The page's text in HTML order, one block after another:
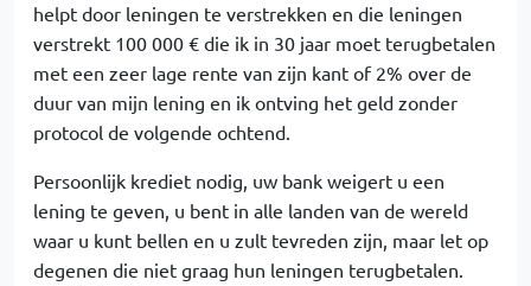
helpt door leningen te verstrekken en die leningen
verstrekt 100 000 € die ik in 30 jaar moet terugbetalen
met een zeer lage rente van zijn kant of 2% over de
duur van mijn lening en ik ontving het geld zonder
protocol de volgende ochtend.
Persoonlijk krediet nodig, uw bank weigert u een
lening te geven, u bent in alle landen van de wereld
waar u kunt bellen en u zult tevreden zijn, maar let op
degenen die niet graag hun leningen terugbetalen.